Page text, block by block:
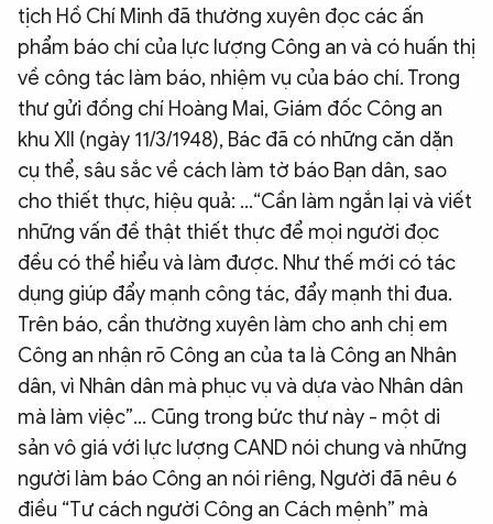
tịch Hồ Chí Minh đã thường xuyên đọc các ấn
phẩm báo chí của lực lượng Công an và có huấn thị
về công tác làm báo, nhiệm vụ của báo chí. Trong
thư gửi đồng chí Hoàng Mai, Giám đốc Công an
khu XII (ngày 11/3/1948), Bác đã có những căn dặn
cụ thể, sâu sắc về cách làm tờ báo Bạn dân, sao
cho thiết thực, hiệu quả: ...“Cần làm ngắn lại và viết
những vấn đề thật thiết thực để mọi người đọc
đều có thể hiểu và làm được. Như thế mới có tác
dụng giúp đẩy mạnh công tác, đẩy mạnh thi đua.
Trên báo, cần thường xuyên làm cho anh chị em
Công an nhận rõ Công an của ta là Công an Nhân
dân, vì Nhân dân mà phục vụ và dựa vào Nhân dân
mà làm việc”... Cũng trong bức thư này - một di
sản vô giá với lực lượng CAND nói chung và những
người làm báo Công an nói riêng, Người đã nêu 6
điều “Tư cách người Công an Cách mệnh” mà